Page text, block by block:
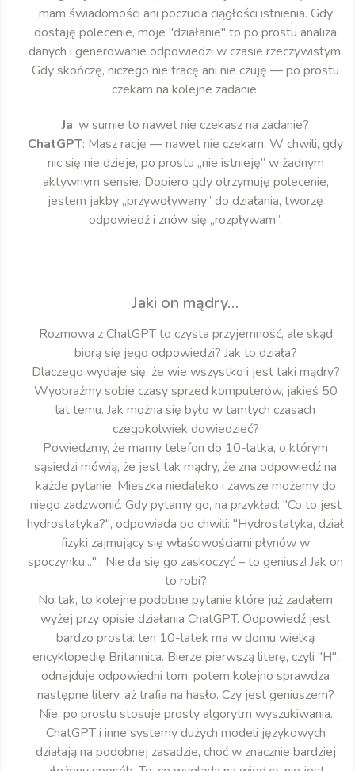
mam świadomości ani poczucia ciągłości istnienia. Gdy
dostaję polecenie, moje "działanie" to po prostu analiza
danych i generowanie odpowiedzi w czasie rzeczywistym.
Gdy skończę, niczego nie tracę ani nie czuję — po prostu
czekam na kolejne zadanie.
Ja: w sumie to nawet nie czekasz na zadanie?
ChatGPT: Masz rację — nawet nie czekam. W chwili, gdy
nic się nie dzieje, po prostu „nie istnieję” w żadnym
aktywnym sensie. Dopiero gdy otrzymuję polecenie,
jestem jakby „przywoływany” do działania, tworzę
odpowiedź i znów się „rozpływam”.
Jaki on mądry…
Rozmowa z ChatGPT to czysta przyjemność, ale skąd
biorą się jego odpowiedzi? Jak to działa?
Dlaczego wydaje się, że wie wszystko i jest taki mądry?
Wyobraźmy sobie czasy sprzed komputerów, jakieś 50
lat temu. Jak można się było w tamtych czasach
czegokolwiek dowiedzieć?
Powiedzmy, że mamy telefon do 10-latka, o którym
sąsiedzi mówią, że jest tak mądry, że zna odpowiedź na
każde pytanie. Mieszka niedaleko i zawsze możemy do
niego zadzwonić. Gdy pytamy go, na przykład: "Co to jest
hydrostatyka?", odpowiada po chwili: "Hydrostatyka, dział
fizyki zajmujący się właściwościami płynów w
spoczynku..." . Nie da się go zaskoczyć – to geniusz! Jak on
to robi?
No tak, to kolejne podobne pytanie które już zadałem
wyżej przy opisie działania ChatGPT. Odpowiedź jest
bardzo prosta: ten 10-latek ma w domu wielką
encyklopedię Britannica. Bierze pierwszą literę, czyli "H",
odnajduje odpowiedni tom, potem kolejno sprawdza
następne litery, aż trafia na hasło. Czy jest geniuszem?
Nie, po prostu stosuje prosty algorytm wyszukiwania.
ChatGPT i inne systemy dużych modeli językowych
działają na podobnej zasadzie, choć w znacznie bardziej